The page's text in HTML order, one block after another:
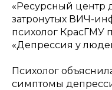
«Ресурсный
затронутых ВИЧ-
психолог КрасГМУ
«Депрессия у
Психолог
симптомы